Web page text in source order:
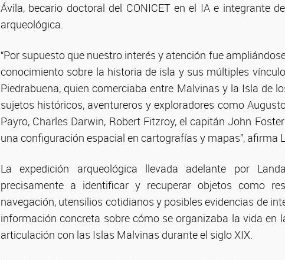
Ávila, becario doctoral del CONICET en el IA e integrante
arqueológica.
“Por supuesto que nuestro interés y atención fue
conocimiento sobre la historia de isla y sus múltiples
Piedrabuena, quien comerciaba entre Malvinas y la Isla de
sujetos históricos, aventureros y exploradores como
Payro, Charles Darwin, Robert Fitzroy, el capitán John
una configuración espacial en cartografías y mapas”, afirma
La expedición arqueológica llevada adelante por
precisamente a identificar y recuperar objetos como
navegación, utensilios cotidianos y posibles evidencias de
información concreta sobre cómo se organizaba la vida en
articulación con las Islas Malvinas durante el siglo XIX.